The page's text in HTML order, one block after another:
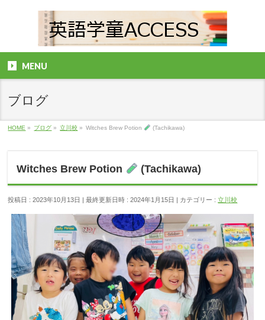
MENU
ブログ
HOME » ブログ » 立川校 » Witches Brew Potion (Tachikawa)
Witches Brew Potion (Tachikawa)
投稿日 : 2023年10月13日 最終更新日時 : 2024年1月15日 カテゴリー :立川校